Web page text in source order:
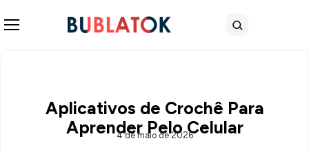
Buscar
Aplicativos de Crochê Para
Aprender Pelo Celular
4 de maio de 2026